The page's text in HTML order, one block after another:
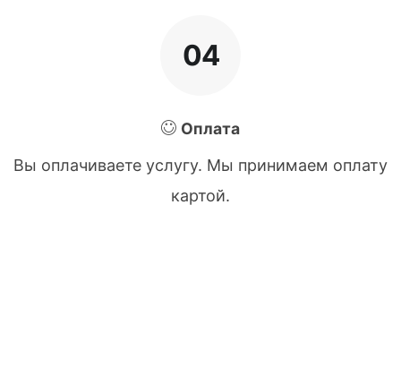
04
Оплата
Вы оплачиваете услугу. Мы принимаем оплату
картой.